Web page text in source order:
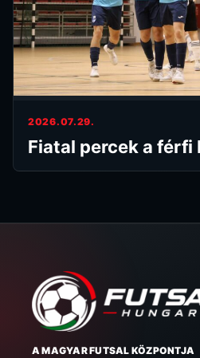
2026.07.29.
Fiatal percek a férfi
A MAGYAR FUTSAL KÖZPONTJA